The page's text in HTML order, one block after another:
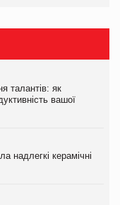
талантів: як
вашої
надлегкі керамічні